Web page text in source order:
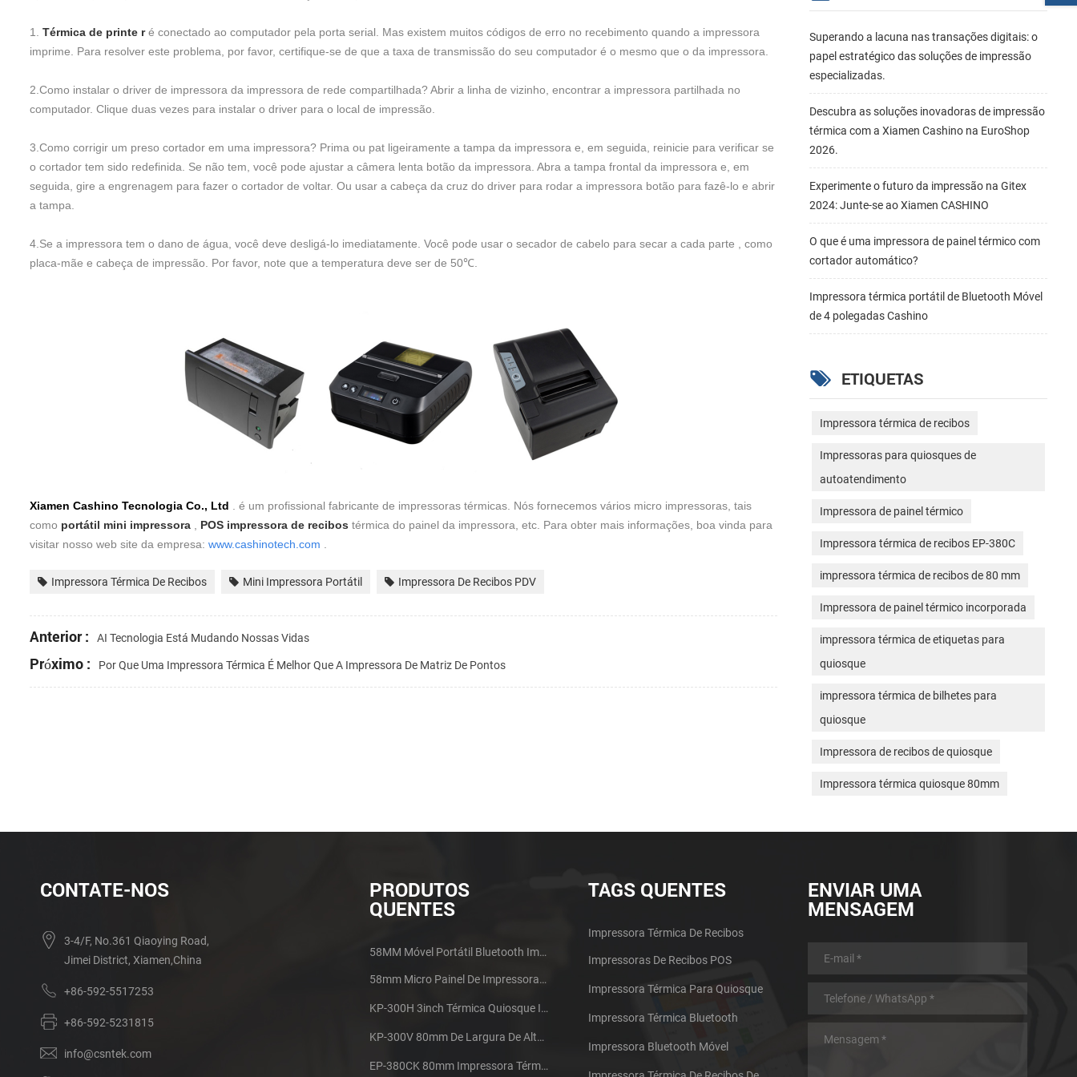
1. Térmica de printe ré conectado ao computador pela porta serial. Mas existem muitos códigos de erro no recebimento quando a impressora
imprime. Para resolver este problema, por favor, certifique-se de que a taxa de transmissão do seu computador é o mesmo que o da impressora.
2.Como instalar o driver de impressora da impressora de rede compartilhada? Abrir a linha de vizinho, encontrar a impressora partilhada no
computador. Clique duas vezes para instalar o driver para o local de impressão.
3.Como corrigir um preso cortador em uma impressora? Prima ou pat ligeiramente a tampa da impressora e, em seguida, reinicie para verificar se
o cortador tem sido redefinida. Se não tem, você pode ajustar a câmera lenta botão da impressora. Abra a tampa frontal da impressora e, em
seguida, gire a engrenagem para fazer o cortador de voltar. Ou usar a cabeça da cruz do driver para rodar a impressora botão para fazê-lo e abrir
a tampa.
4.Se a impressora tem o dano de água, você deve desligá-lo imediatamente. Você pode usar o secador de cabelo para secar a cada parte , como
placa-mãe e cabeça de impressão. Por favor, note que a temperatura deve ser de 50℃.
Xiamen Cashino Tecnologia Co., Ltd . é um profissional fabricante de impressoras térmicas. Nós fornecemos vários micro impressoras, tais
como portátil mini impressora , POS impressora de recibos térmica do painel da impressora, etc. Para obter mais informações, boa vinda para
visitar nosso web site da empresa: www.cashinotech.com .
Impressora Térmica De Recibos Mini Impressora Portátil Impressora De Recibos PDV
Anterior : AI Tecnologia Está Mudando Nossas Vidas
Próximo : Por Que Uma Impressora Térmica É Melhor Que A Impressora De Matriz De Pontos
Superando a lacuna nas transações digitais: o
papel estratégico das soluções de impressão
especializadas.
Descubra as soluções inovadoras de impressão
térmica com a Xiamen Cashino na EuroShop
2026.
Experimente o futuro da impressão na Gitex
2024: Junte-se ao Xiamen CASHINO
O que é uma impressora de painel térmico com
cortador automático?
Impressora térmica portátil de Bluetooth Móvel
de 4 polegadas Cashino
ETIQUETAS
Impressora térmica de recibos
Impressoras para quiosques de
autoatendimento
Impressora de painel térmico
Impressora térmica de recibos EP-380C
impressora térmica de recibos de 80 mm
Impressora de painel térmico incorporada
impressora térmica de etiquetas para
quiosque
impressora térmica de bilhetes para
quiosque
Impressora de recibos de quiosque
Impressora térmica quiosque 80mm
CONTATE-NOS
3-4/F, No.361 Qiaoying Road,
Jimei District, Xiamen,China
+86-592-5517253
+86-592-5231815
info@csntek.com
PRODUTOS
QUENTES
58MM Móvel Portátil Bluetooth Impressora Térmica PTP-II
58mm Micro Painel De Impressora De Recibos Térmica CSN-A1
KP-300H 3inch Térmica Quiosque Impressora Módulo De
KP-300V 80mm De Largura De Alta Velocidade Quiosque Impressora Térmica
EP-380CK 80mm Impressora Térmica Com Tampa De Bloqueio
TAGS QUENTES
Impressora Térmica De Recibos
Impressoras De Recibos POS
Impressora Térmica Para Quiosque
Impressora Térmica Bluetooth
Impressora Bluetooth Móvel
ENVIAR UMA
MENSAGEM